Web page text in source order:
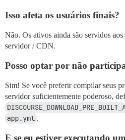
Isso afeta os usuários finais?
Não. Os ativos ainda são servidos
servidor / CDN.
Posso optar por não
Sim! Se você preferir compilar seus
servidor suficientemente poderoso,
app.yml .
E se eu estiver executando